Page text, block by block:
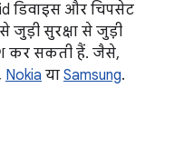
डिवाइस और चिपसेट
जुड़ी सुरक्षा से जुड़ी
कर सकती हैं. जैसे,
Nokia या Samsung.